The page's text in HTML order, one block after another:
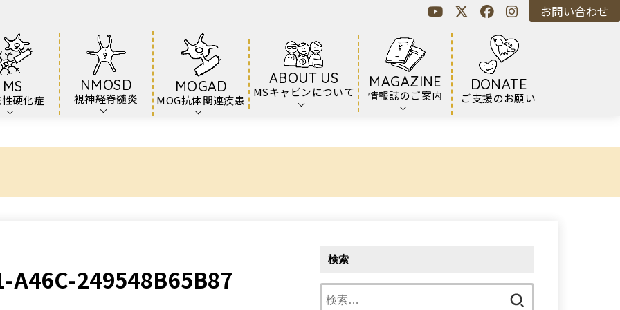
MS
硬化症
NMOSD
視神経脊髄炎
MOGAD
MOG抗体関連疾患
ABOUT US
MSキャビンについて
MAGAZINE
情報誌のご案内
DONATE
ご支援のお願い
お問い合わせ
A46C-249548B65B87
検索